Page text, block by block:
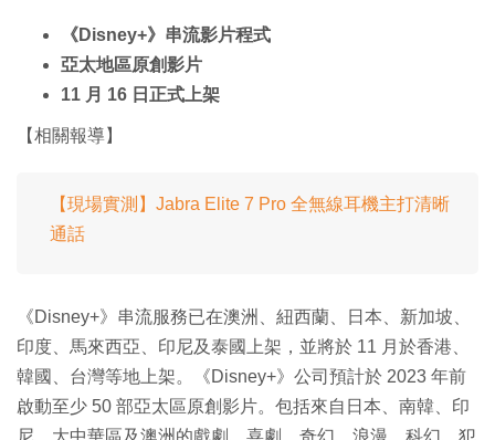
《Disney+》串流影片程式
亞太地區原創影片
11 月 16 日正式上架
【相關報導】
【現場實測】Jabra Elite 7 Pro 全無線耳機主打清晰
通話
《Disney+》串流服務已在澳洲、紐西蘭、日本、新加坡、
印度、馬來西亞、印尼及泰國上架，並將於 11 月於香港、
韓國、台灣等地上架。《Disney+》公司預計於 2023 年前
啟動至少 50 部亞太區原創影片。包括來自日本、南韓、印
尼、大中華區及澳洲的戲劇、喜劇、奇幻、浪漫、科幻、犯